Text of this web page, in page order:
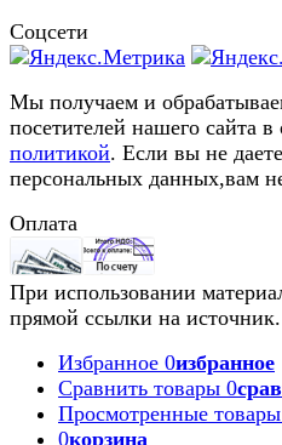
Соцсети
Мы получаем и
посетителей нашего сайта в
политикой. Если вы не
персональных данных,вам
Оплата
При использовании
прямой ссылки на источник.
Избранное 0избранное
Сравнить товары 0
Просмотренные товары
0корзина